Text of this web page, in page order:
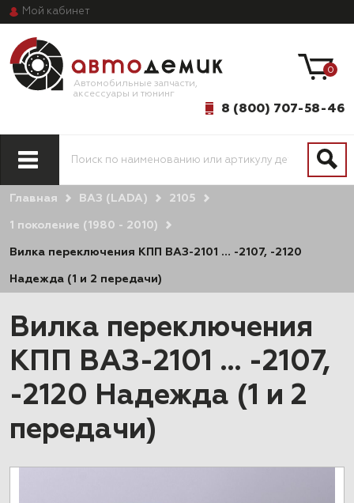
Мой кабинет
Автомобильные запчасти,
аксессуары и тюнинг
8 (800) 707-58-46
0
Главная ВАЗ (LADA) 2105
1 поколение (1980 - 2010)
Вилка переключения КПП ВАЗ-2101 … -2107, -2120
Надежда (1 и 2 передачи)
Вилка переключения
КПП ВАЗ-2101 … -2107,
-2120 Надежда (1 и 2
передачи)